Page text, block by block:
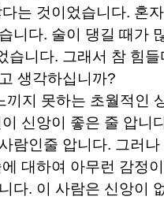
는 것이었습니다. 혼
니다. 술이 댕길 때가
습니다. 그래서 참 힘
생각하십니까?
지 못하는 초월적인
신앙이 좋은 줄 압니
람인줄 압니다. 그러나
대하여 아무런 감정
다. 이 사람은 신앙이